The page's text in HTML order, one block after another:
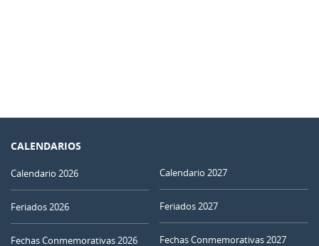
CALENDARIOS
Calendario 2026
Feriados 2026
Fechas Conmemorativas 2026
Calendario 2027
Feriados 2027
Fechas Conmemorativas 2027